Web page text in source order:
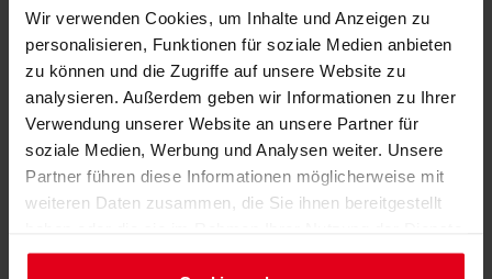
Wir verwenden Cookies, um Inhalte und Anzeigen zu
personalisieren, Funktionen für soziale Medien anbieten
zu können und die Zugriffe auf unsere Website zu
analysieren. Außerdem geben wir Informationen zu Ihrer
Verwendung unserer Website an unsere Partner für
soziale Medien, Werbung und Analysen weiter. Unsere
Partner führen diese Informationen möglicherweise mit
weiteren Daten zusammen, die Sie ihnen bereitgestellt
gesammelt haben.